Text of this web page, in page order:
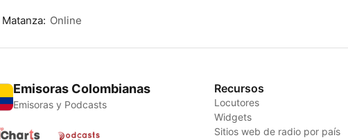
Matanza: Online
Emisoras Colombianas
Emisoras y Podcasts
Recursos
Locutores
Widgets
Sitios web de radio por país